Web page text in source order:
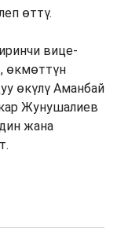
өттү.
вице-
өкмөттүн
өкүлү Аманбай
Жунушалиев
жана